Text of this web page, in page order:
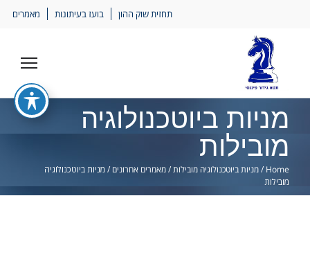
תחזית שוק ההון בועז בעיתונות מאמרים
מניות ביוטכנולוגיה
מובילות
Home
/מניות ביוטכנולוגיה מובילות/מאמרים אחרונים / מניות ביוטכנולוגיה
מובילות